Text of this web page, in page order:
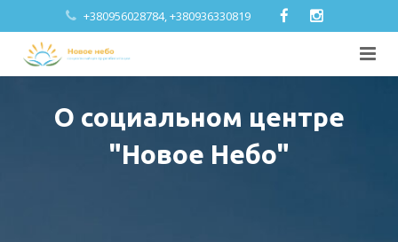
+380956028784, +380936330819
О социальном центре
"Новое Небо"